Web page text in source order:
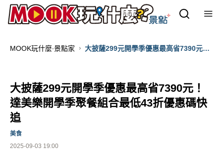
MOOK玩什麼‧景點家
大披薩299元開學季優惠最高省7390元！
大披薩299元開學季優惠最高省7390元！
達美樂開學季聚餐組合最低43折優惠碼快
追
2025-09-03 19:00
美食